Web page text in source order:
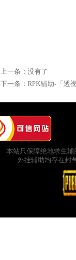
上一条：没有了
下一条： RPK辅助-「透
本站只保障绝地求生
外挂辅助均存在封